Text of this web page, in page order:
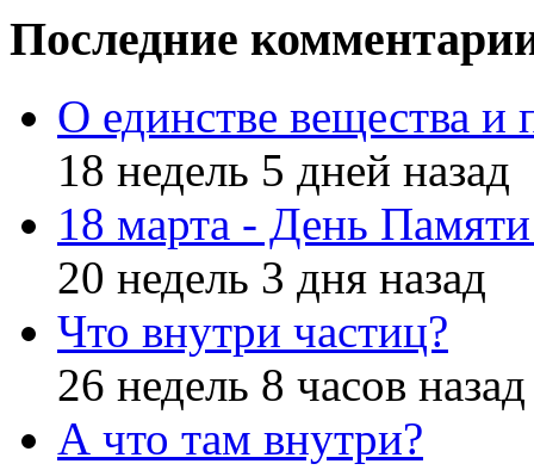
Последние
О единстве вещества и
18 недель 5 дней назад
18 марта - День
20 недель 3 дня назад
Что внутри частиц?
26 недель 8 часов назад
А что там внутри?